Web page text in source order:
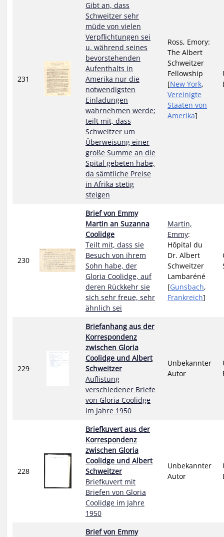
231
Gibt an, dass
Schweitzer sehr
müde von vielen
Verpflichtungen sei
u. während seines
bevorstehenden
Aufenthalts in
Amerika nur die
notwendigsten
Einladungen
wahrnehmen werde;
teilt mit, dass
Schweitzer um
Überweisung einer
große Summe an die
Spital gebeten habe,
da sämtliche Preise
in Afrika stetig
steigen
Ross, Emory:
The Albert
Schweitzer
Fellowship
[New York,
Vereinigte
Staaten von
Amerika]
230
Brief von Emmy
Martin an Suzanna
Coolidge
Teilt mit, dass sie
Besuch von ihrem
Sohn habe, der
Gloria Coolidge, auf
deren Rückkehr sie
sich sehr freue, sehr
ähnlich sei
Martin,
Emmy:
Hôpital du
Dr. Albert
Schweitzer
Lambaréné
[Gunsbach,
Frankreich]
229
Briefanhang aus der
Korrespondenz
zwischen Gloria
Coolidge und Albert
Schweitzer
Auflistung
verschiedener Briefe
von Gloria Coolidge
im Jahre 1950
Unbekannter
Autor
228
Briefkuvert aus der
Korrespondenz
zwischen Gloria
Coolidge und Albert
Schweitzer
Briefkuvert mit
Briefen von Gloria
Coolidge im Jahre
1950
Unbekannter
Autor
Brief von Emmy